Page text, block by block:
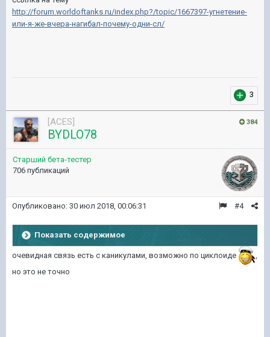
http://forum.worldoftanks.ru/index.php?/topic/1667397-угнетение-
или-я-же-вчера-нагибал-почему-одни-сл/
3
384
[ACES]
BYDLO78
Старший бета-тестер
706 публикаций
#4
Опубликовано: 30 июл 2018, 00:06:31
Показать содержимое
очевидная связь есть с каникулами, возможно по циклоиде
,
но это не точно